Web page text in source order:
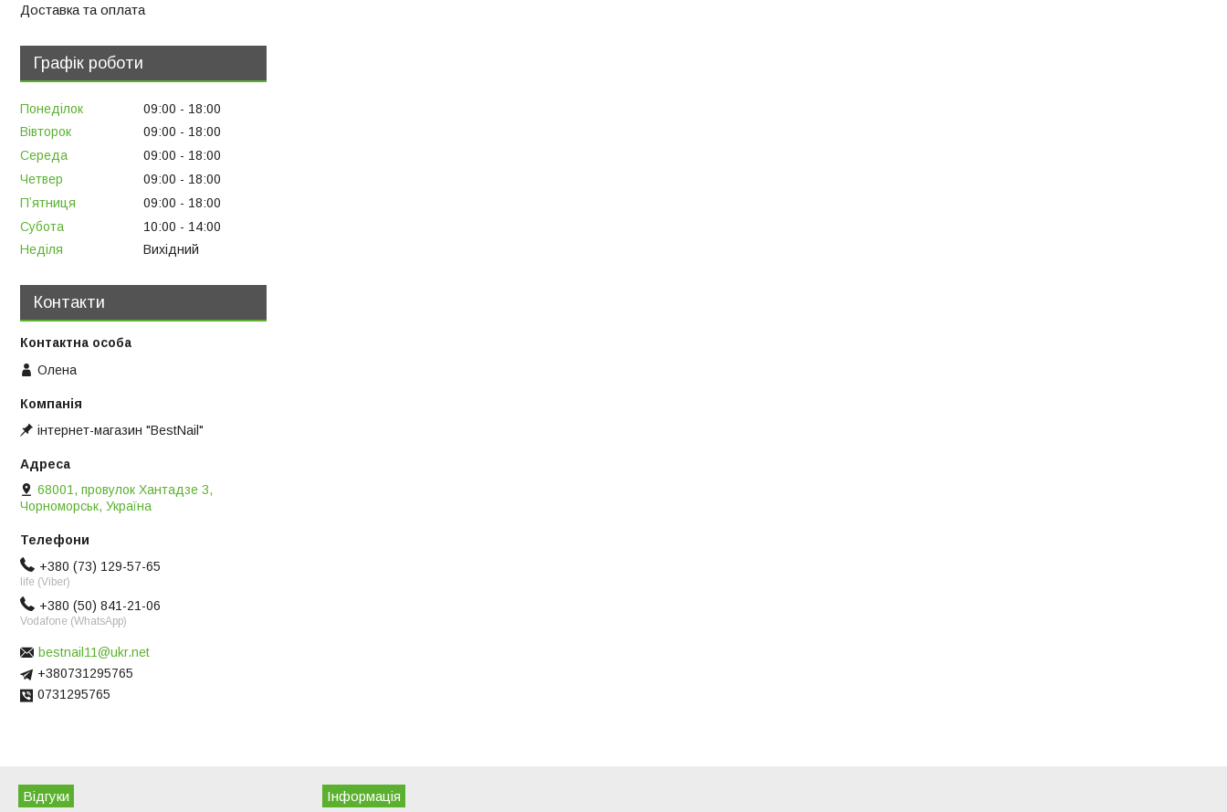
Доставка та оплата
Графік роботи
Понеділок 09:00
18:00
Вівторок
09:00
18:00
Середа
09:00
18:00
Четвер
09:00
18:00
Пʼятниця
09:00
18:00
Субота
10:00
14:00
Неділя
Вихідний
Контакти
Олена
інтернет-магазин "BestNail"
68001, провулок Хантадзе 3,
Чорноморськ, Україна
+380 (73) 129-57-65
life (Viber)
+380 (50) 841-21-06
Vodafone (WhatsApp)
bestnail11@ukr.net
+380731295765
0731295765
Відгуки Iнформація